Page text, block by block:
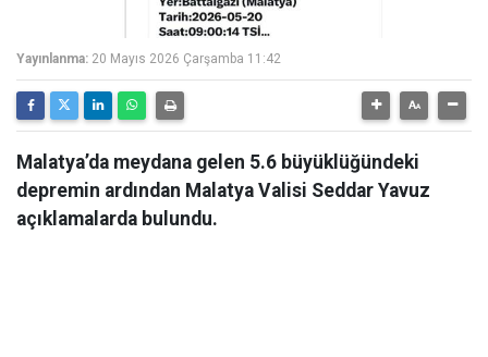
Yayınlanma: 20 Mayıs 2026 Çarşamba 11:42
Malatya’da meydana gelen 5.6 büyüklüğündeki
depremin ardından Malatya Valisi Seddar Yavuz
açıklamalarda bulundu.